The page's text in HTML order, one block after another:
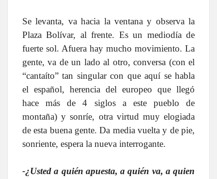
Se levanta, va hacia la ventana y observa la
Plaza Bolívar, al frente. Es un mediodía de
fuerte sol. Afuera hay mucho movimiento. La
gente, va de un lado al otro, conversa (con el
“cantaíto” tan singular con que aquí se habla
el español, herencia del europeo que llegó
hace más de 4 siglos a este pueblo de
montaña) y sonríe, otra virtud muy elogiada
de esta buena gente. Da media vuelta y de pie,
sonriente, espera la nueva interrogante.
-¿Usted a quién apuesta, a quién va, a quien